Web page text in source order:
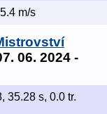
m/s
06. 2024 -
35.28 s, 0.0 tr.